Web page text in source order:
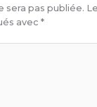
sera pas publiée.
avec *